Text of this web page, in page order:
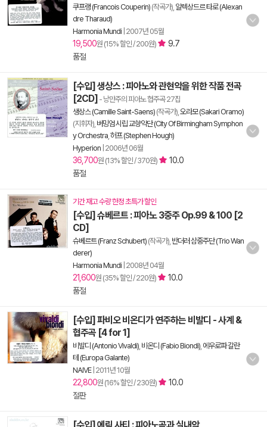
쿠프랭 (Francois Couperin) (작곡가), 알렉상드르 타로 (Alexan
dre Tharaud)
Harmonia Mundi 2007년 05월
19,500원 (15% 할인 / 200원)
9.7
품절
[수입] 생상스 : 피아노와 관현악을 위한 작품 전곡
[2CD] - 낭만주의 피아노 협주곡 27집
생상스 (Camille Saint-Saens) (작곡가), 오라모 (Sakari Oramo)
(지휘자), 버밍엄 시립 교향악단 (City Of Birmingham Symphon
y Orchestra 허프 (Stephen Hough)
Hyperion 2006년 06월
36,700원 (13% 할인 / 370원)
10.0
품절
기간 재고 수량 한정 초특가 할인
[수입] 슈베르트 : 피아노 3중주 Op.99 & 100 [2
CD]
슈베르트 (Franz Schubert) (작곡가), 반더러 삼중주단 (Trio Wan
derer)
Harmonia Mundi 2008년 04월
21,600원 (35% 할인 / 220원)
10.0
품절
[수입] 파비오 비온디가 연주하는 비발디 - 사계 &
협주곡 [4 for 1]
비발디 (Antonio Vivaldi) 비온디 (Fabio Biondi) 에우로파 갈란
테 (Europa Galante)
NAIVE| 2011년 10월
22,800원 (16% 할인 / 230원)
10.0
절판